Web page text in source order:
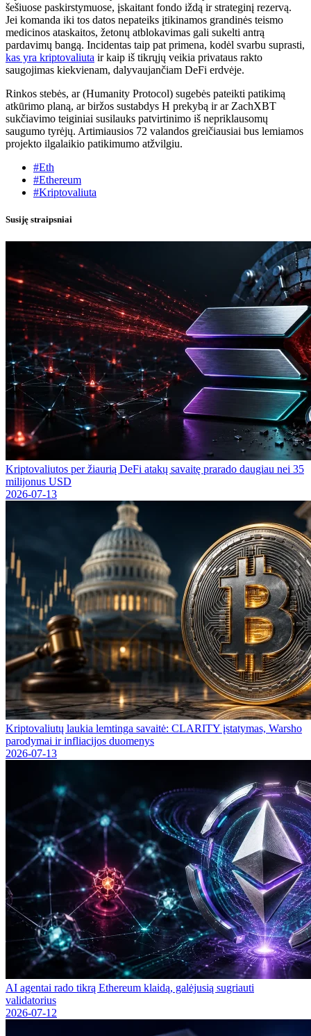
šešiuose paskirstymuose, įskaitant fondo iždą ir strateginį rezervą.
Jei komanda iki tos datos nepateiks įtikinamos grandinės teismo
medicinos ataskaitos, žetonų atblokavimas gali sukelti antrą
pardavimų bangą. Incidentas taip pat primena, kodėl svarbu suprasti,
kas yra kriptovaliuta ir kaip iš tikrųjų veikia privataus rakto
saugojimas kiekvienam, dalyvaujančiam DeFi erdvėje.
Rinkos stebės, ar (Humanity Protocol) sugebės pateikti patikimą
atkūrimo planą, ar biržos sustabdys H prekybą ir ar ZachXBT
sukčiavimo teiginiai susilauks patvirtinimo iš nepriklausomų
saugumo tyrėjų. Artimiausios 72 valandos greičiausiai bus lemiamos
projekto ilgalaikio patikimumo atžvilgiu.
#Eth
#Ethereum
#Kriptovaliuta
Susiję straipsniai
Kriptovaliutos per žiaurią DeFi atakų savaitę prarado daugiau nei 35
milijonus USD
2026-07-13
Kriptovaliutų laukia lemtinga savaitė: CLARITY įstatymas, Warsho
parodymai ir infliacijos duomenys
2026-07-13
AI agentai rado tikrą Ethereum klaidą, galėjusią sugriauti
validatorius
2026-07-12